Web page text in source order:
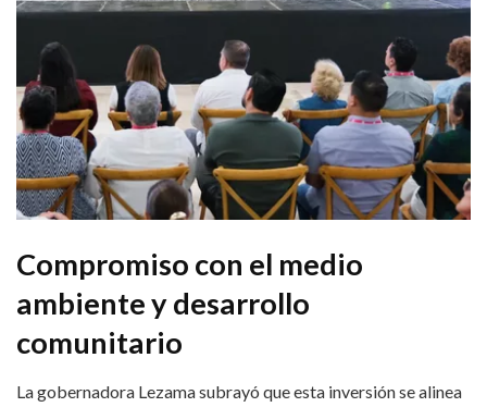
Compromiso con el medio
ambiente y desarrollo
comunitario
La gobernadora Lezama subrayó que esta inversión se alinea